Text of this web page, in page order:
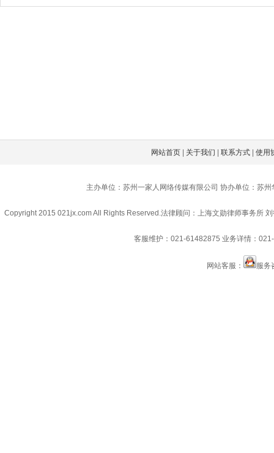
网站首页 关于我们 |联系方式 |使用
主办单位：苏州一家人网络传媒有限公司 协办单位：苏
Copyright 2015 021jx.com All Rights Reserved.法律顾问：上海文勋律师事务所
客服维护：021-61482875 业务详情：
网站客服： 服务